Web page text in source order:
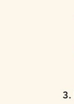
3.